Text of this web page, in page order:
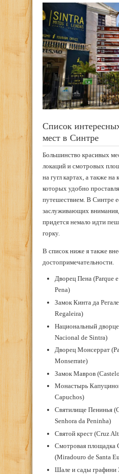
Список
мест в Синтре
Большинство красивых
локаций и смотровых
на гугл картах, а также на
которых удобно
путешествием. В Синтре
заслуживающих
придется немало идти
горку.
В список ниже я также
достопримечательности.
Дворец Пена (Parque
Pena)
Замок Кинта да
Regaleira)
Национальный
Nacional de Sintra)
Дворец Монсеррат
Monserrate)
Замок Мавров
Монастырь
Capuchos)
Святилище Пенинья
Senhora da Peninha)
Святой крест (Cruz
Смотровая площадка
(Miradouro de Santa
Шале и сады графини